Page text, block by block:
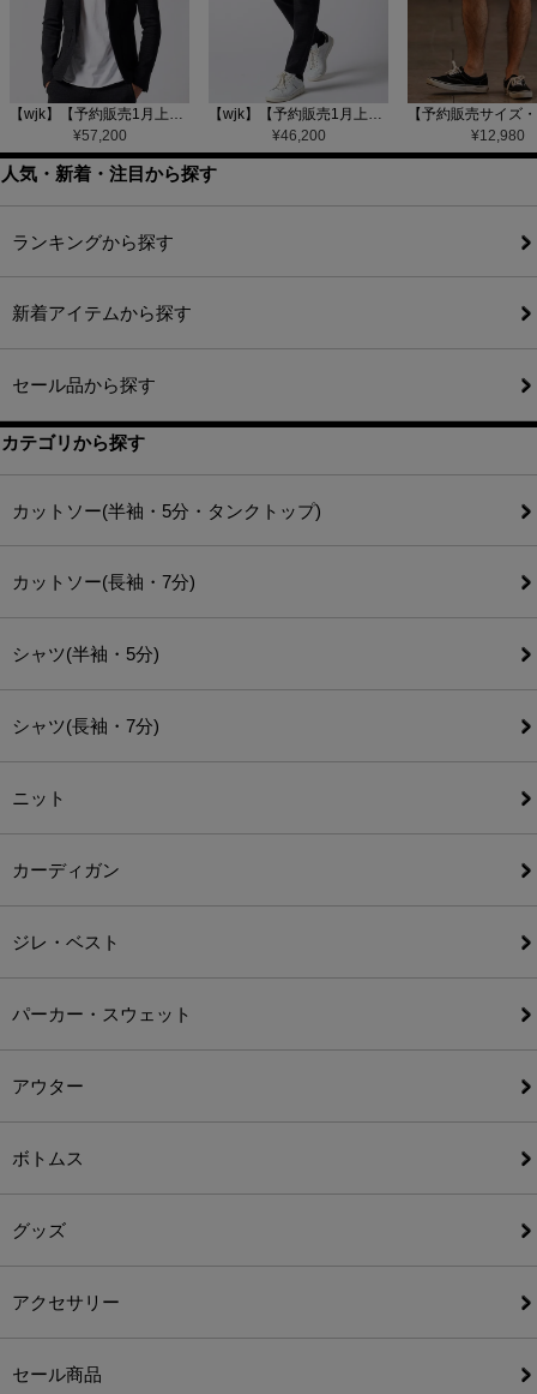
【wjk】【予約販売1月上旬～中旬入荷】function knit jacket(jacquard check) ニットジャケット(207 mw08j)
¥57,200
【wjk】【予約販売1月上旬～中旬入荷】function knit easy slacks(jacquard check) ニットイージーパンツ(504 mw08j)
¥46,200 ¥12,980
人気・新着・注目から探す
ランキングから探す
新着アイテムから探す
セール品から探す
カテゴリから探す
カットソー(半袖・5分・タンクトップ)
カットソー(長袖・7分)
シャツ(半袖・5分)
シャツ(長袖・7分)
ニット
カーディガン
ジレ・ベスト
パーカー・スウェット
アウター
ボトムス
グッズ
アクセサリー
セール商品